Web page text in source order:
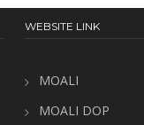
WEBSITE LINK
MOALI
MOALI DOP